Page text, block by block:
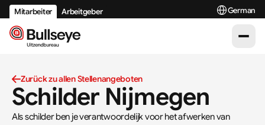
Zurück zu allen Stellenangeboten
Schilder Nijmegen
Als schilder ben je verantwoordelijk voor het afwerken van
Mitarbeiter Arbeitgeber SelectGerman